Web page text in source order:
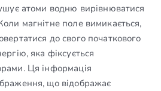
атоми водню вирівнюватися
магнітне поле вимикається,
до свого початкового
яка фіксується
Ця інформація
що відображає